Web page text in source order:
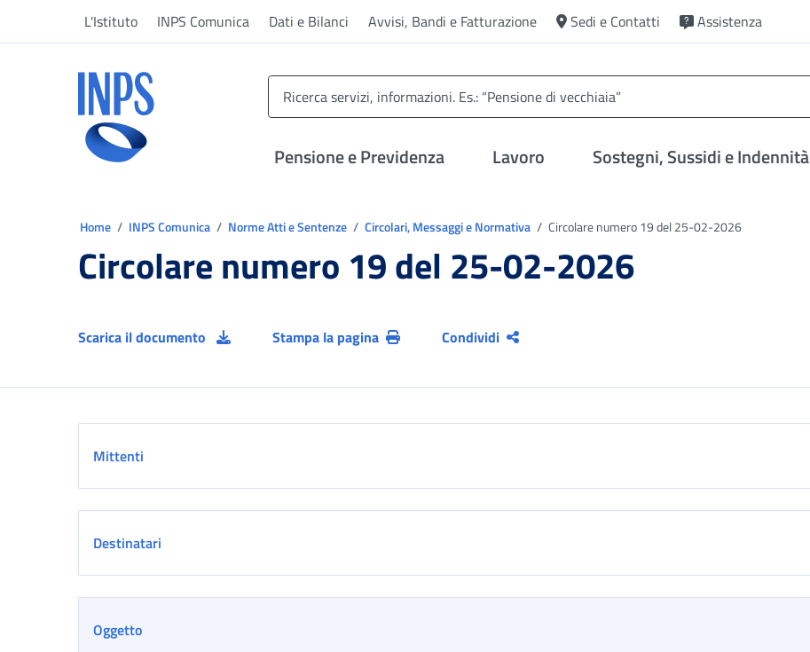
L'Istituto INPS Comunica Dati e Bilanci Avvisi, Bandi e Fatturazione Sedi e Contatti Assistenza
Pensione e Previdenza Lavoro Sostegni, Sussidi e Indennità
Home INPS Comunica Norme Atti e Sentenze Circolari, Messaggi e Normativa Circolare numero 19 del 25-02-2026
Circolare numero 19 del 25-02-2026
Scarica il documento Stampa la pagina Condividi
Mittenti
Destinatari
Oggetto